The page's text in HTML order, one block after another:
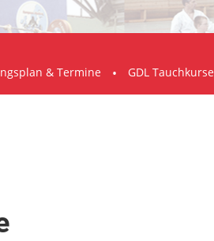
& Termine GDL Tauchkurse